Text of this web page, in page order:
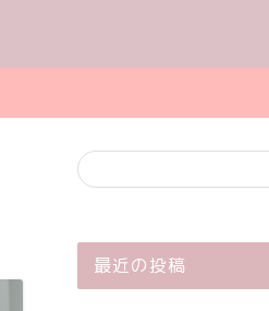
最近の投稿